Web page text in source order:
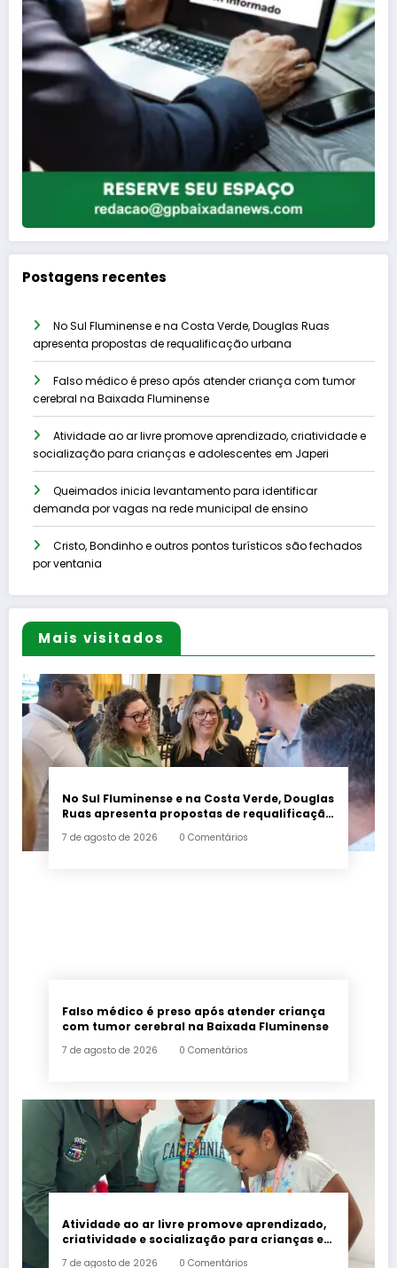
Postagens recentes
No Sul Fluminense e na Costa Verde, Douglas Ruas
apresenta propostas de requalificação urbana
Falso médico é preso após atender criança com tumor
cerebral na Baixada Fluminense
Atividade ao ar livre promove aprendizado, criatividade e
socialização para crianças e adolescentes em Japeri
Queimados inicia levantamento para identificar
demanda por vagas na rede municipal de ensino
Cristo, Bondinho e outros pontos turísticos são fechados
por ventania
Mais visitados
No Sul Fluminense e na Costa Verde, Douglas
Ruas apresenta propostas de requalificação
7 de agosto de 2026 0 Comentários
Falso médico é preso após atender criança
com tumor cerebral na Baixada Fluminense
7 de agosto de 2026 0 Comentários
Atividade ao ar livre promove aprendizado,
criatividade e socialização para crianças e
7 de agosto de 2026 0 Comentários